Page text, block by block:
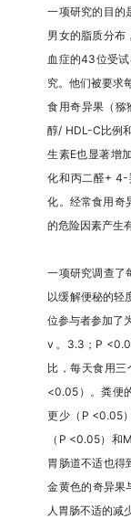
一项研究的目的
男女的脂质分布
血症的43位受
究。他们被要求
食用奇异果（猕
醇/ HDL-C比例
生素E也显著增
化和丙二醛+ 4-
化。经常食用奇
的危险因素产生
一项研究调查了
以缓解便秘的轻
位参与者参加了
v。3.3；P
比，每天食用
<0.05）。粪便
更少（P <0.05
（P <0.05）和
胃肠道不适也得
金黄色的奇异果
人胃肠不适的减